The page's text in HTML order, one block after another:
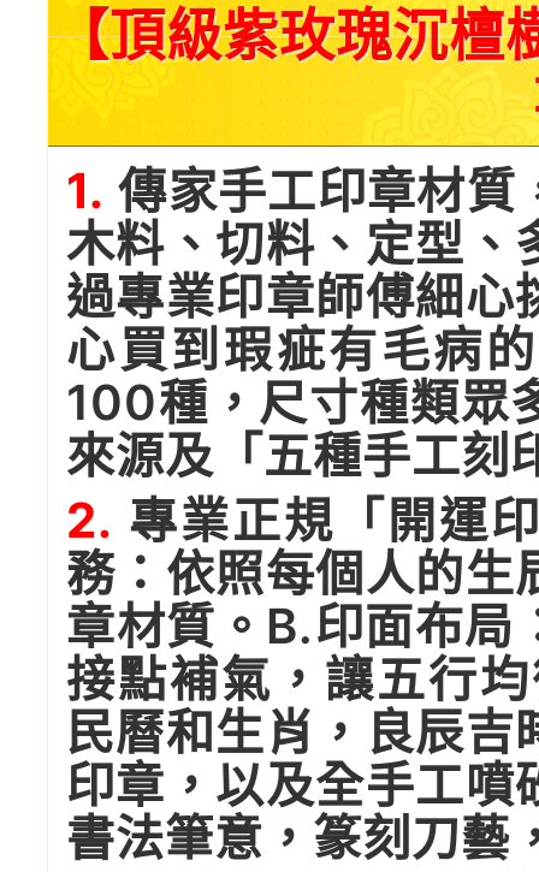
【頂級紫玫瑰沉檀
1. 傳家手工印章材質
木料、切料、定型、
過專業印章師傅細心
心買到瑕疵有毛病
100種，尺寸種類眾
來源及「五種手工刻
2. 專業正規「開運
務：依照每個人的生
章材質。B.印面布局
接點補氣，讓五行
民曆和生肖，良辰吉
印章，以及全手工噴
書法筆意，篆刻刀藝